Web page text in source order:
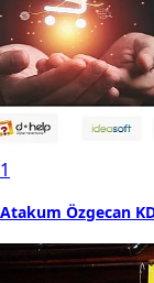
1
Atakum Özgecan